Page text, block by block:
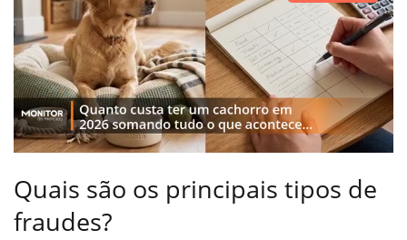
Quais são os principais tipos de
fraudes?